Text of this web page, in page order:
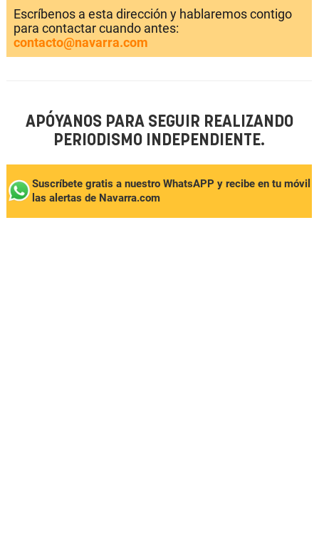
Escríbenos a esta dirección y hablaremos contigo
para contactar cuando antes:
contacto@navarra.com
APÓYANOS PARA SEGUIR REALIZANDO
PERIODISMO INDEPENDIENTE.
Suscríbete gratis a nuestro WhatsAPP y recibe en tu móvil
las alertas de Navarra.com